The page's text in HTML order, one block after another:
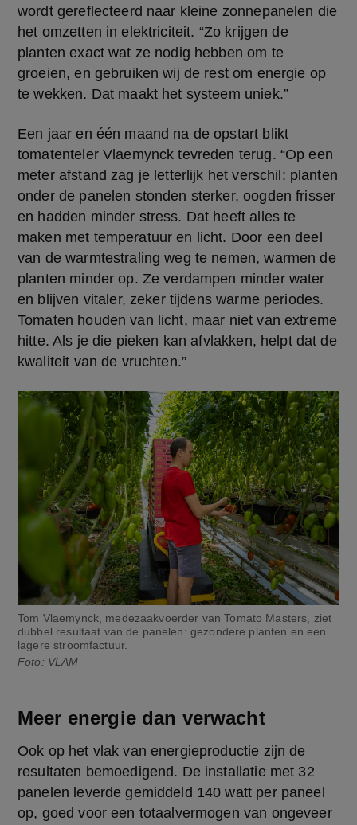
wordt gereflecteerd naar kleine zonnepanelen die
het omzetten in elektriciteit. “Zo krijgen de
planten exact wat ze nodig hebben om te
groeien, en gebruiken wij de rest om energie op
te wekken. Dat maakt het systeem uniek.”
Een jaar en één maand na de opstart blikt
tomatenteler Vlaemynck tevreden terug. “Op een
meter afstand zag je letterlijk het verschil: planten
onder de panelen stonden sterker, oogden frisser
en hadden minder stress. Dat heeft alles te
maken met temperatuur en licht. Door een deel
van de warmtestraling weg te nemen, warmen de
planten minder op. Ze verdampen minder water
en blijven vitaler, zeker tijdens warme periodes.
Tomaten houden van licht, maar niet van extreme
hitte. Als je die pieken kan afvlakken, helpt dat de
kwaliteit van de vruchten.”
Tom Vlaemynck, medezaakvoerder van Tomato Masters, ziet
dubbel resultaat van de panelen: gezondere planten en een
lagere stroomfactuur.
Foto: VLAM
Meer energie dan verwacht
Ook op het vlak van energieproductie zijn de
resultaten bemoedigend. De installatie met 32
panelen leverde gemiddeld 140 watt per paneel
op, goed voor een totaalvermogen van ongeveer